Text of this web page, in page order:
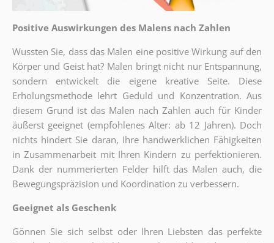
Positive Auswirkungen des Malens nach Zahlen
Wussten Sie, dass das Malen eine positive Wirkung auf den
Körper und Geist hat? Malen bringt nicht nur Entspannung,
sondern entwickelt die eigene kreative Seite. Diese
Erholungsmethode lehrt Geduld und Konzentration. Aus
diesem Grund ist das Malen nach Zahlen auch für Kinder
äußerst geeignet (empfohlenes Alter: ab 12 Jahren). Doch
nichts hindert Sie daran, Ihre handwerklichen Fähigkeiten
in Zusammenarbeit mit Ihren Kindern zu perfektionieren.
Dank der nummerierten Felder hilft das Malen auch, die
Bewegungspräzision und Koordination zu verbessern.
Geeignet als Geschenk
Gönnen Sie sich selbst oder Ihren Liebsten das perfekte